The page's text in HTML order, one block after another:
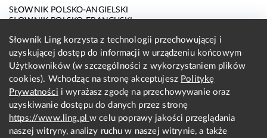
SŁOWNIK POLSKO-ANGIELSKI
SŁOWNIK POLSKO-FRANCUSKI
SŁOWNIK POLSKO-HISZPAŃSKI
SŁOWNIK POLSKO-NIEMIECKI
SŁOWNIK POLSKO-ROSYJSKI
SŁOWNIK ANGIELSKO-POLSKI
SŁOWNIK FRANCUSKO-POLSKI
SŁOWNIK WŁOSKO-POLSKI
SŁOWNIK HISZPAŃSKO-POLSKI
SŁOWNIK NIEMIECKO-POLSKI
SŁOWNIK ROSYJSKO-POLSKI
Słownik Ling korzysta z technologii przechowującej i
uzyskującej dostęp do informacji w urządzeniu końcowym
Użytkowników (w szczególności z wykorzystaniem plików
cookies). Wchodząc na stronę akceptujesz Politykę
Prywatności i wyrażasz zgodę na przechowywanie oraz
uzyskiwanie dostępu do danych przez stronę
https://www.ling.plw celu poprawy jakości przeglądania
naszej witryny, analizy ruchu w naszej witrynie, a także